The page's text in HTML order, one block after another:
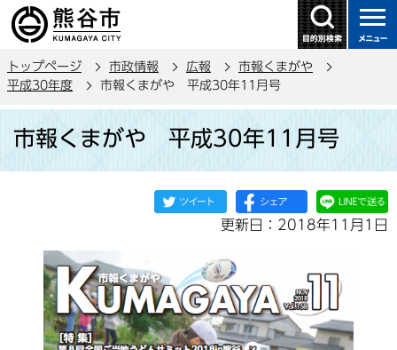
の
ー
トップページ 市政情報 広報
市報くまがや
平成30年度
市報くまがや 平成30年11月号
市報くまがや 平成30年11月号
更新日：2018年11月1日